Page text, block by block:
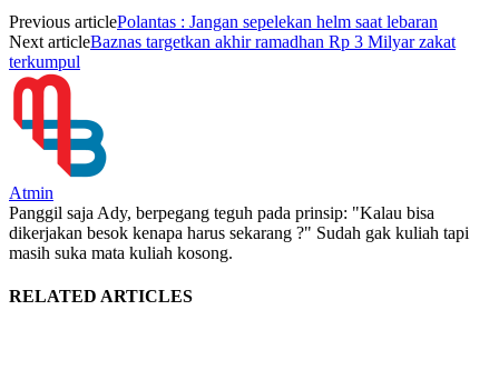
Previous articlePolantas : Jangan sepelekan helm saat lebaran
Next articleBaznas targetkan akhir ramadhan Rp 3 Milyar zakat
terkumpul
Atmin
Panggil saja Ady, berpegang teguh pada prinsip: "Kalau bisa
dikerjakan besok kenapa harus sekarang ?" Sudah gak kuliah tapi
masih suka mata kuliah kosong.
RELATED ARTICLES